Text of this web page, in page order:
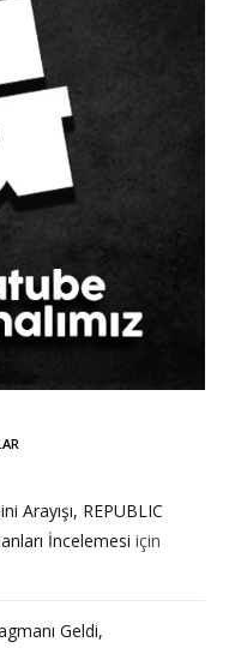
Arayışı, REPUBLIC
İncelemesi için
Geldi,